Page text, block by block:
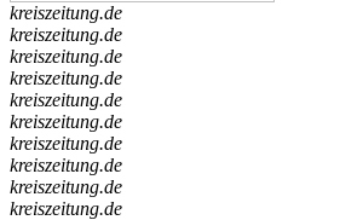
kreiszeitung.de
kreiszeitung.de
kreiszeitung.de
kreiszeitung.de
kreiszeitung.de
kreiszeitung.de
kreiszeitung.de
kreiszeitung.de
kreiszeitung.de
kreiszeitung.de